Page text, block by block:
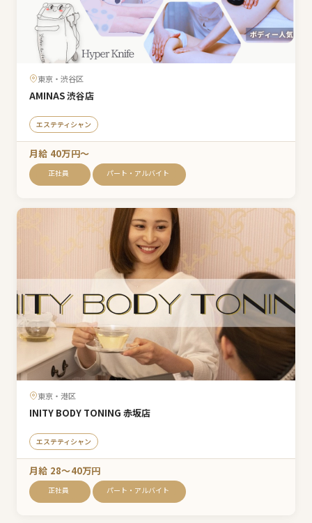
東京・渋谷区
AMINAS 渋谷店
エステティシャン
月給 40万円〜
正社員 パート・アルバイト
東京・港区
INITY BODY TONING 赤坂店
エステティシャン
月給 28〜40万円
正社員 パート・アルバイト